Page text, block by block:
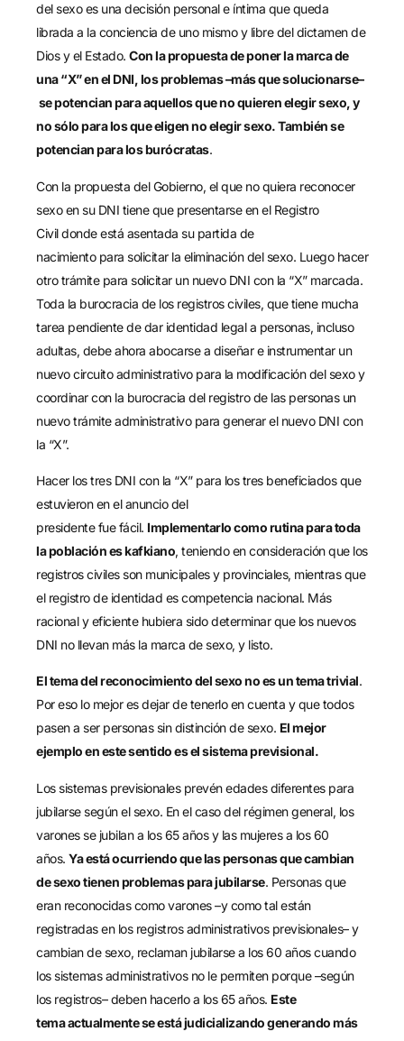
del sexo es una decisión personal e íntima que queda
librada a la conciencia de uno mismo y libre del dictamen de
Dios y el Estado. Con la propuesta de poner la marca de
una “X” en el DNI, los problemas–más que solucionarse–
se potencian para aquellos que no quieren elegir sexo, y
nosólo para los que eligen no elegir sexo.También se
potencian para los burócratas.
Con la propuesta delGobierno, el que no quiera reconocer
sexo en su DNI tiene que presentarse en elRegistro
Civildonde está asentada su partida de
nacimientopara solicitar la eliminacióndel sexo. Luego hacer
otro trámite para solicitar un nuevo DNI con la “X” marcada.
Toda la burocracia de los registros civiles, que tiene mucha
tarea pendiente de dar identidad legal a personas, incluso
adultas, debe ahora abocarse a diseñar e instrumentar un
nuevo circuito administrativo para la modificación del sexo y
coordinar con la burocracia del registro de las personas un
nuevo trámite administrativo para generar el nuevo DNI con
la “X”.
Hacer los tres DNI con la “X” para los tres beneficiados que
estuvieron enel anuncio del
presidentefuefácil. Implementarlo como rutina para toda
la población eskafkiano, teniendo en consideración que los
registros civiles son municipales y provinciales, mientras que
el registro de identidad es competencia nacional. Más
racional y eficiente hubiera sido determinar que los nuevos
DNI no llevanmás la marca de sexo, y listo.
El tema del reconocimiento del sexono es un tema trivial.
Poreso lo mejor es dejar de tenerlo en cuenta y que todos
pasen a ser personas sin distinción de sexo. El mejor
ejemplo en este sentido es el sistema previsional.
Los sistemas previsionales prevén edades diferentes para
jubilarsesegún el sexo. En el caso del régimen general, los
varones se jubilan a los 65 años y las mujeres a los 60
años. Ya está ocurriendo que las personas que cambian
de sexo tienen problemas para jubilarse. Personas que
eran reconocidas como varones –y como tal están
registradas en los registrosadministrativosprevisionales– y
cambian de sexo, reclaman jubilarse a los 60 años cuando
los sistemas administrativos no lepermiten porque–según
los registros–debenhacerlo a los 65 años. Este
temaactualmenteseestá judicializandogenerandomás